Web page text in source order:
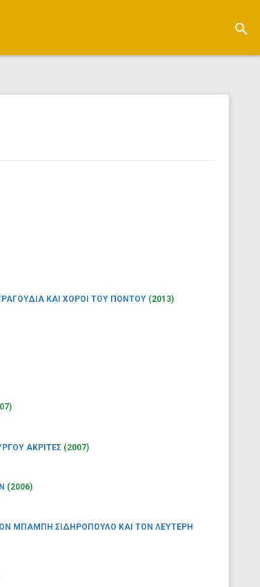
search
ΚΑΙ ΧΟΡΟΙ ΤΟΥ ΠΟΝΤΟΥ (2013)
ΑΚΡΙΤΕΣ (2007)
(2006)
ΜΠΑΜΠΗ ΣΙΔΗΡΟΠΟΥΛΟ ΚΑΙ ΤΟΝ ΛΕΥΤΕΡΗ